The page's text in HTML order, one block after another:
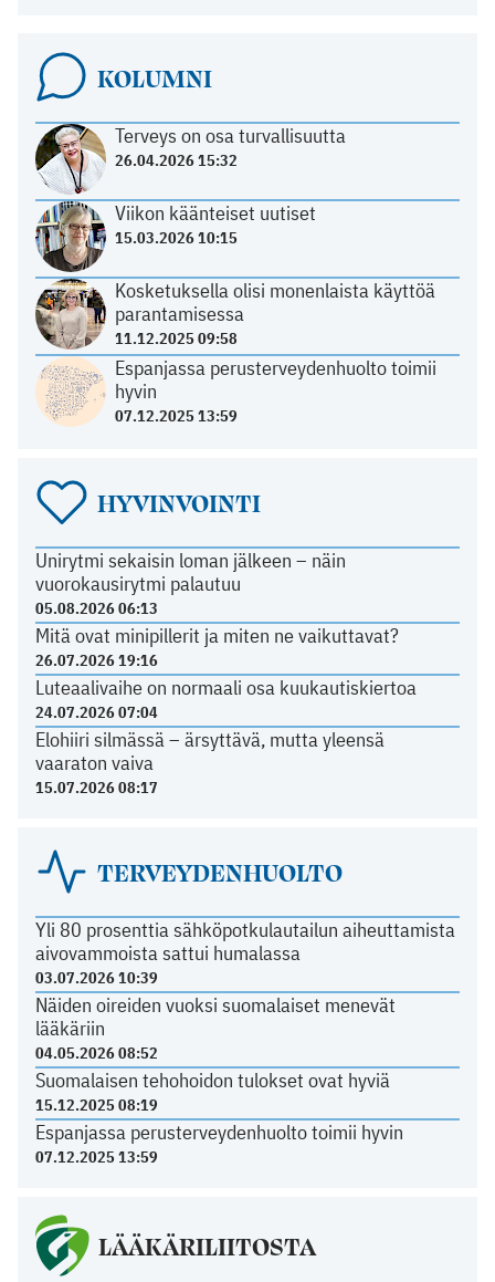
KOLUMNI
Terveys on osa turvallisuutta
26.04.2026 15:32
Viikon käänteiset uutiset
15.03.2026 10:15
Kosketuksella olisi monenlaista käyttöä
parantamisessa
11.12.2025 09:58
Espanjassa perusterveydenhuolto toimii
hyvin
07.12.2025 13:59
HYVINVOINTI
Unirytmi sekaisin loman jälkeen – näin
vuorokausirytmi palautuu
05.08.2026 06:13
Mitä ovat minipillerit ja miten ne vaikuttavat?
26.07.2026 19:16
Luteaalivaihe on normaali osa kuukautiskiertoa
24.07.2026 07:04
Elohiiri silmässä – ärsyttävä, mutta yleensä
vaaraton vaiva
15.07.2026 08:17
TERVEYDENHUOLTO
Yli 80 prosenttia sähköpotkulautailun aiheuttamista
aivovammoista sattui humalassa
03.07.2026 10:39
Näiden oireiden vuoksi suomalaiset menevät
lääkäriin
04.05.2026 08:52
Suomalaisen tehohoidon tulokset ovat hyviä
15.12.2025 08:19
Espanjassa perusterveydenhuolto toimii hyvin
07.12.2025 13:59
LÄÄKÄRILIITOSTA